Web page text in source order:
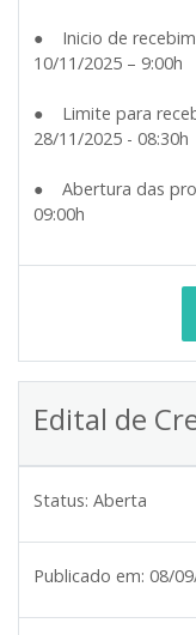
● Inicio de
10/11/2025 – 9:00h
● Limite para
28/11/2025 - 08:30h
● Abertura das
09:00h
Edital de
Status: Aberta
Publicado em: 08/